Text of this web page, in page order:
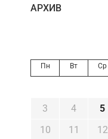
AРХИВ
Пн Вт Ср
3
4 5
10
11 12